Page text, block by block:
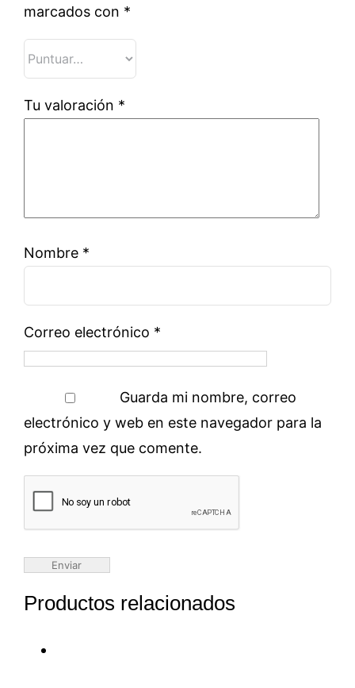
marcados con *
Tu valoración *
Nombre *
Correo electrónico *
Guarda mi nombre, correo
electrónico y web en este navegador para la
próxima vez que comente.
Productos relacionados